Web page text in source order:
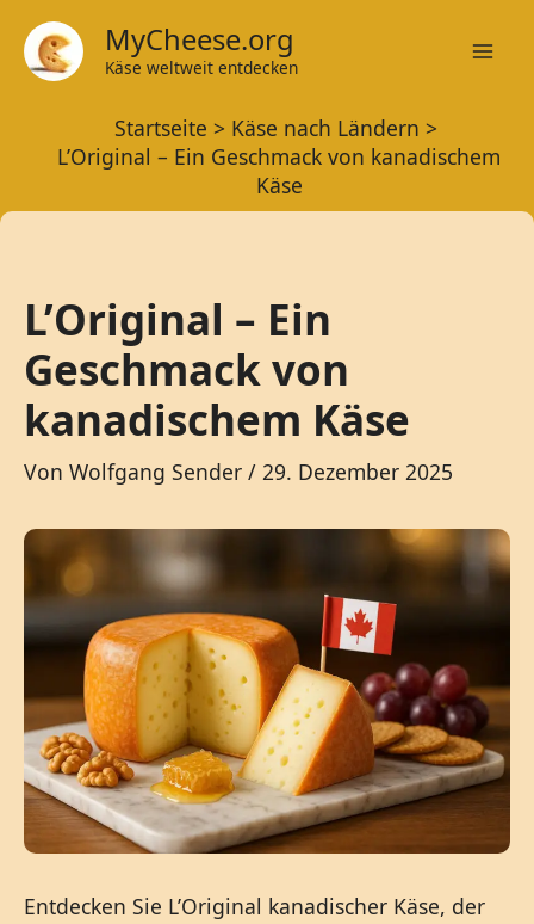
Inhalt
springen
MyCheese.org
Käse weltweit entdecken
Startseite
Käse nach Ländern
L’Original – Ein Geschmack von kanadischem
Käse
L’Original – Ein
Geschmack von
kanadischem Käse
Von Wolfgang Sender / 29. Dezember 2025
Entdecken Sie L’Original kanadischer Käse, der